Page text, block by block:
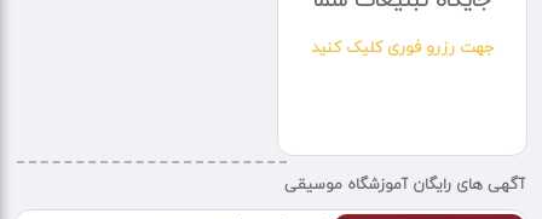
جهت رزرو فوری کلیک کنید
آگهی های رایگان آموزشگاه موسیقی